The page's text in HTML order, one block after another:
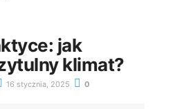
jak
klimat?
16 stycznia, 2025 0